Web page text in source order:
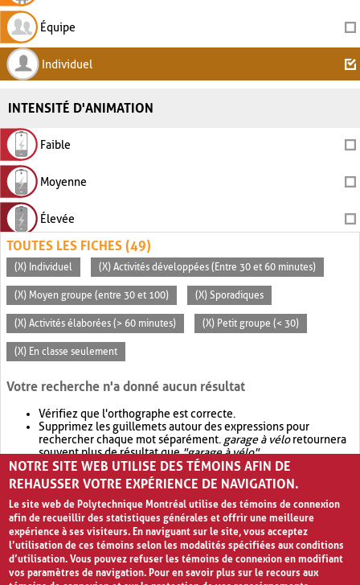
Équipe
Individuel
INTENSITÉ D'ANIMATION
Faible
Moyenne
Élevée
TOUTES LES FICHES (49)
(X) Individuel (X) Activités développées (Entre 30 et 60 minutes)
(X) Moyen groupe (entre 30 et 100) (X) Sporadiques
(X) Activités élaborées (> 60 minutes) (X) Petit groupe (< 30)
(X) En classe seulement
Votre recherche n'a donné aucun résultat
Vérifiez que l'orthographe est correcte.
Supprimez les guillemets autour des expressions pour
rechercher chaque mot séparément. garage à véloretournera
souvent plus de résultat que"garage à vélo".
Envisagez d'élargir votre recherche avec OR.garage OR vélo
retournera souvent plus de résultat quegarage à vélo
NOTRE SITE WEB UTILISE DES TÉMOINS AFIN DE
REHAUSSER VOTRE EXPÉRIENCE DE NAVIGATION.
Le site web de Polytechnique Montréal utilise des témoins de connexion
afin de recueillir des statistiques générales et offrir une meilleure
expérience à ses visiteurs. En naviguant sur le site, vous acceptez
l’utilisation de ces témoins selon les modalités spécifiées aux conditions
d’utilisation. Vous pouvez refuser les témoins de connexion en modifiant
vos paramètres de navigation. Pour en savoir plus sur le recours aux